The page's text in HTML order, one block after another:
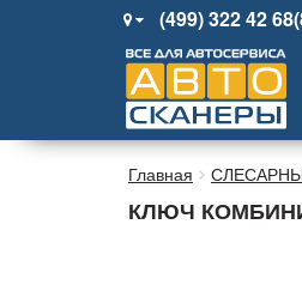
(499) 322 42 68
Главная
КЛЮЧ